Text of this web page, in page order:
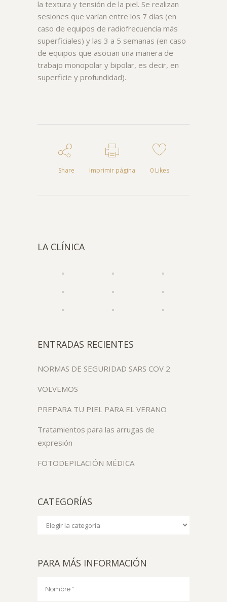
la textura y tensión de la piel. Se realizan
sesiones que varían entre los 7 días (en
caso de equipos de radiofrecuencia más
superficiales) y las 3 a 5 semanas (en caso
de equipos que asocian una manera de
trabajo monopolar y bipolar, es decir, en
superficie y profundidad).
Share Imprimir página 0Likes
LA CLÍNICA
ENTRADAS RECIENTES
NORMAS DE SEGURIDAD SARS COV 2
VOLVEMOS
PREPARA TU PIEL PARA EL VERANO
Tratamientos para las arrugas de
expresión
FOTODEPILACIÓN MÉDICA
CATEGORÍAS
Categorías
PARA MÁS INFORMACIÓN